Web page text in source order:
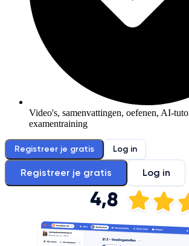
Video's, samenvattingen, oefenen, AI-
examentraining
Registreer je gratis Log in
Registreer je gratis Log in